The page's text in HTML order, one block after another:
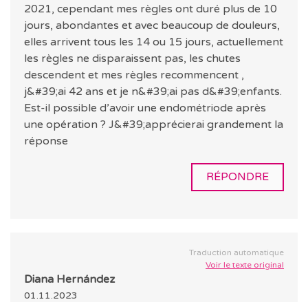
2021, cependant mes règles ont duré plus de 10
jours, abondantes et avec beaucoup de douleurs,
elles arrivent tous les 14 ou 15 jours, actuellement
les règles ne disparaissent pas, les chutes
descendent et mes règles recommencent ,
j&#39;ai 42 ans et je n&#39;ai pas d&#39;enfants.
Est-il possible d’avoir une endométriode après
une opération ? J&#39;apprécierai grandement la
réponse
RÉPONDRE
Traduction automatique
Voir le texte original
Diana Hernández
01.11.2023